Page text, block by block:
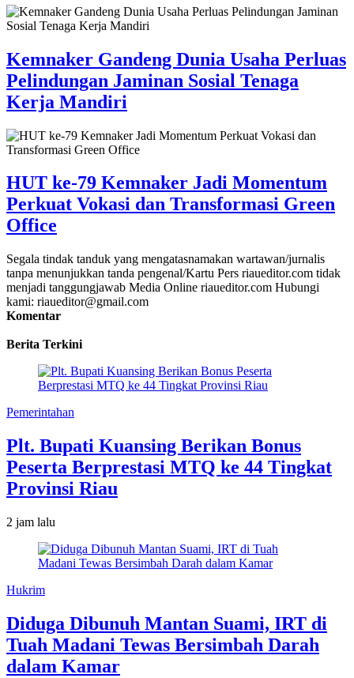
Kemnaker Gandeng Dunia Usaha Perluas
Pelindungan Jaminan Sosial Tenaga
Kerja Mandiri
HUT ke-79 Kemnaker Jadi Momentum
Perkuat Vokasi dan Transformasi Green
Office
Segala tindak tanduk yang mengatasnamakan wartawan/jurnalis
tanpa menunjukkan tanda pengenal/Kartu Pers riaueditor.com tidak
menjadi tanggungjawab Media Online riaueditor.com Hubungi
kami: riaueditor@gmail.com
Komentar
Berita Terkini
Pemerintahan
Plt. Bupati Kuansing Berikan Bonus
Peserta Berprestasi MTQ ke 44 Tingkat
Provinsi Riau
2 jam lalu
Hukrim
Diduga Dibunuh Mantan Suami, IRT di
Tuah Madani Tewas Bersimbah Darah
dalam Kamar